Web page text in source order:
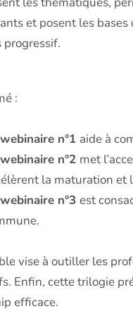
et posent les
progressif.
:
n°1 aide à
n°2 met
la maturation et
n°3 est
vise à outiller les
Enfin, cette trilogie
efficace.